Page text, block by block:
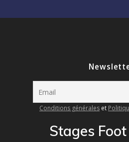
Conditions générales et
Stages